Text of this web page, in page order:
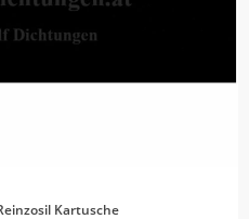
Kartusche